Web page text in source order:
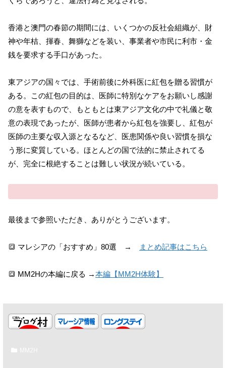
香港と澳門の春節の期間には、いくつかの反社会組織が、財
神や年桔、揮春、舞獅などを装い、事業者や市民に利市・金
銭を要求する手口があった。
東アジアの国々では、手術前後に外科医に紅包を贈る習慣が
ある。この紅包の目的は、医師に特別なケアをお願いし感謝
の意を表すもので、もともとは東アジア文化の中で礼儀と敬
意の表現であったが、医師が患者から紅包を強要し、紅包が
医師の主要な収入源となるなど、医患関係や良い習慣を損な
う形に変質している。ほとんどの国で法的に禁止されてる
が、完全に根絶することは難しい状況が続いている。
最後まで参照いただき、ありがとうございます。
🔳 マレシアの「おすすめ」80選 → まとめ記事はこちら
🔳 MM2Hの本編に戻る →本編【MM2H体験】
MM2H